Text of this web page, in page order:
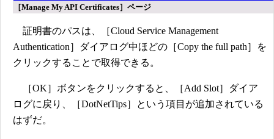
［Manage My API Certificates］ページ
証明書のパスは、［Cloud Service Management
Authentication］ダイアログ中ほどの［Copy the full path］を
クリックすることで取得できる。
［OK］ボタンをクリックすると、［Add Slot］ダイア
ログに戻り、［DotNetTips］という項目が追加されている
はずだ。